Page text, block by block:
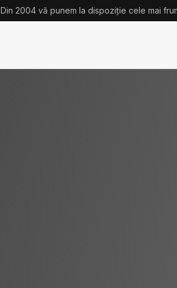
Din 2004 vă punem la dispoziție cele mai